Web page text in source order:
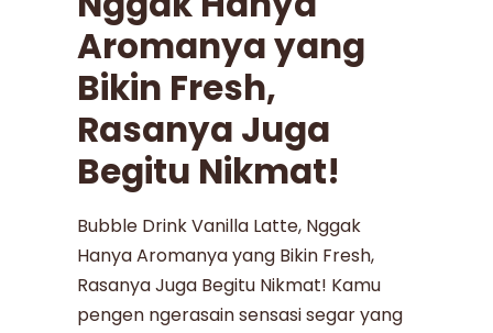
Aromanya yang
Bikin Fresh,
Rasanya Juga
Begitu Nikmat!
Bubble Drink Vanilla Latte, Nggak
Hanya Aromanya yang Bikin Fresh,
Rasanya Juga Begitu Nikmat! Kamu
pengen ngerasain sensasi segar yang